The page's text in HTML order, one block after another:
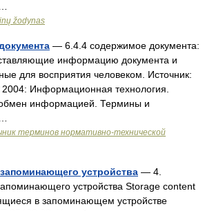
žodynas
— 6.4.4 содержимое документа:
информацию документа и
для восприятия человеком. Источник:
Информационная технология.
информацией. Термины и
терминов нормативно-технической
устройства — 4.
устройства Storage content
в запоминающем устройстве